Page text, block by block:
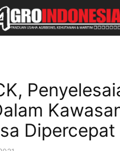
Dipercepat